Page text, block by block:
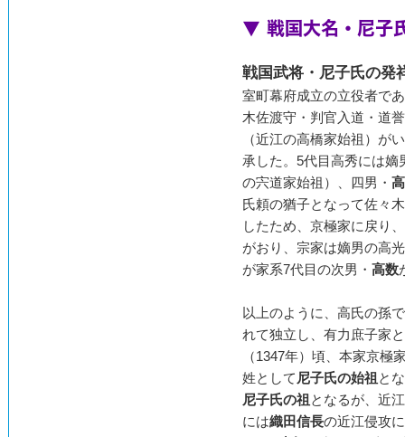
▼ 戦国大名・尼子
戦国武将・尼子氏の発
室町幕府成立の立役者で
木佐渡守・判官入道・道
（近江の高橋家始祖）が
承した。5代目高秀には嫡
の宍道家始祖）、四男・
氏頼の猶子となって佐々
したため、京極家に戻り、
がおり、宗家は嫡男の高
が家系7代目の次男・ 高数
以上のように、高氏の孫
れて独立し、有力庶子家
（1347年）頃、本家京極
姓として 尼子氏の始祖 と
尼子氏の祖 となるが、近
には織田信長の近江侵攻